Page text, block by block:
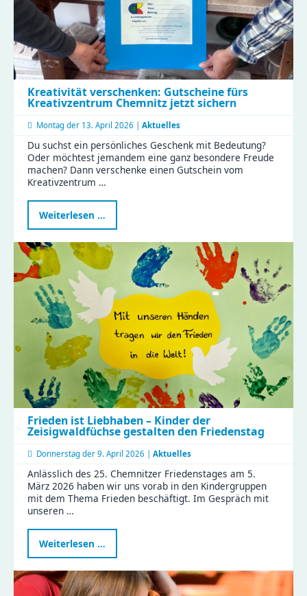
Kreativität verschenken: Gutscheine fürs
Kreativzentrum Chemnitz jetzt sichern
Montag der 13. April 2026 | Aktuelles
Du suchst ein persönliches Geschenk mit Bedeutung?
Oder möchtest jemandem eine ganz besondere Freude
machen? Dann verschenke einen Gutschein vom
Kreativzentrum …
Weiterlesen …
verschenken:
Gutscheine
fürs
Kreativzentrum
Chemnitz
jetzt
sichern
Frieden ist Liebhaben – Kinder der
Zeisigwaldfüchse gestalten den Friedenstag
Donnerstag der 9. April 2026 | Aktuelles
Anlässlich des 25. Chemnitzer Friedenstages am 5.
März 2026 haben wir uns vorab in den Kindergruppen
mit dem Thema Frieden beschäftigt. Im Gespräch mit
unseren …
Weiterlesen …
ist
Liebhaben
–
Kinder